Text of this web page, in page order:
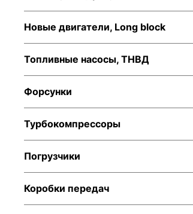
Новые двигатели, Long block
Топливные насосы, ТНВД
Форсунки
Турбокомпрессоры
Погрузчики
Коробки передач